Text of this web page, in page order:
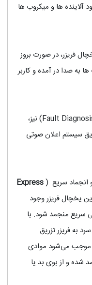
آلاینده ها و میکروب ها
فریزر، در صورت بروز
به صدا در آمده و کاربر
سیستم عیب یاب هوشمند (Fault Diagnosis System) نیز،
سیستم اعلان صوتی
انجماد سریع (Express
یخچال فریزر وجود
سریع منجمد شود. با
به فریزر تزریق
موجب می‌شود موادی
شده و از بوی بد یا